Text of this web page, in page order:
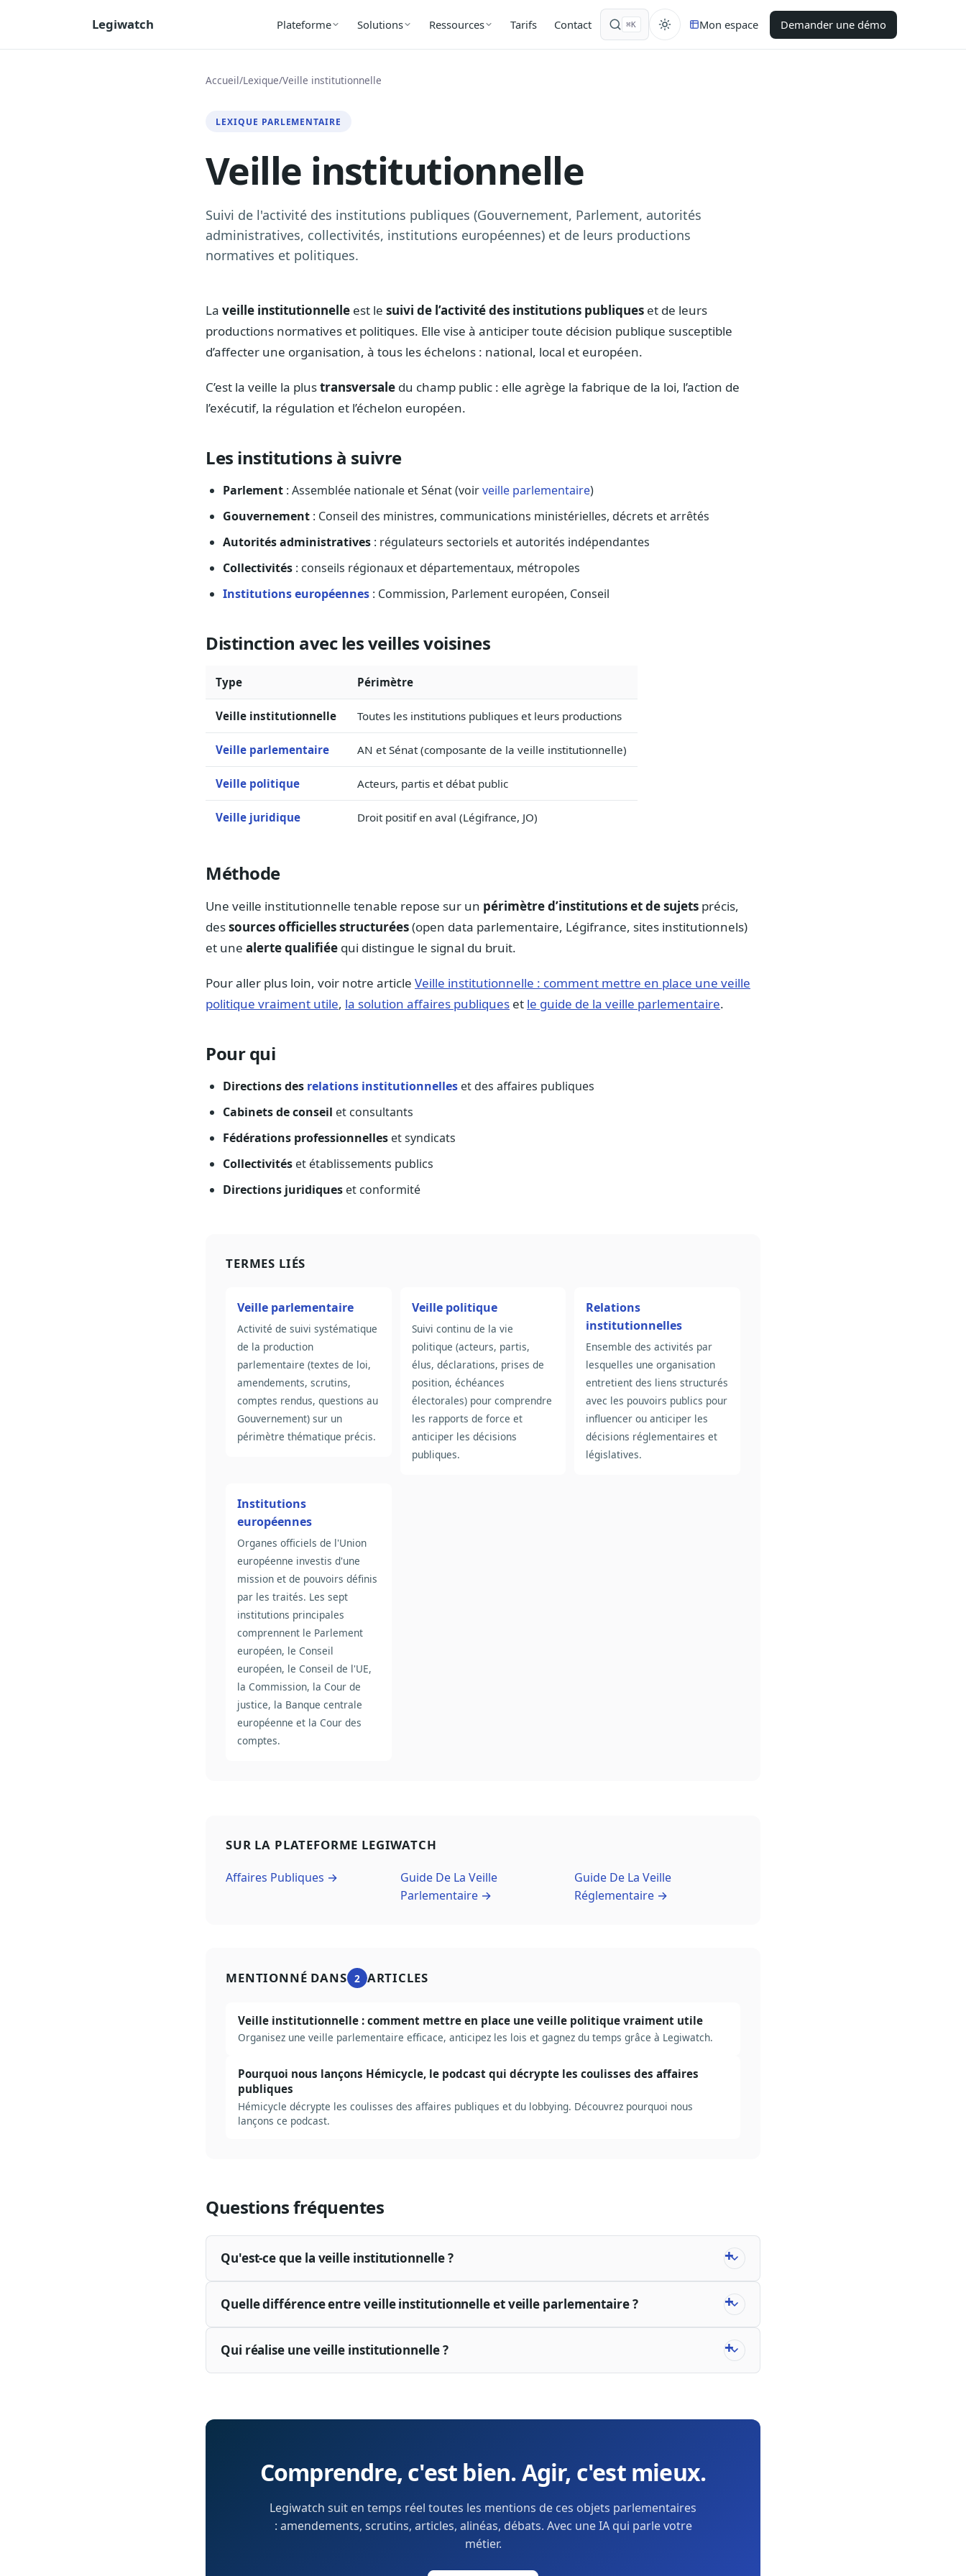
Legiwatch Plateforme Solutions Ressources Tarifs Contact ⌘K Mon espace Demander une démo
Accueil/Lexique/Veille institutionnelle
LEXIQUE PARLEMENTAIRE
Veille institutionnelle
Suivi de l'activité des institutions publiques (Gouvernement, Parlement, autorités
administratives, collectivités, institutions européennes) et de leurs productions
normatives et politiques.
La veille institutionnelle est le suivi de l’activité des institutions publiques et de leurs
productions normatives et politiques. Elle vise à anticiper toute décision publique susceptible
d’affecter une organisation, à tous les échelons : national, local et européen.
C’est la veille la plustransversale du champ public : elle agrège la fabrique de la loi, l’action de
l’exécutif, la régulation et l’échelon européen.
Les institutions à suivre
Parlement : Assemblée nationale et Sénat (voirveille parlementaire)
Gouvernement : Conseil des ministres, communications ministérielles, décrets et arrêtés
Autorités administratives : régulateurs sectoriels et autorités indépendantes
Collectivités : conseils régionaux et départementaux, métropoles
Institutions européennes : Commission, Parlement européen, Conseil
Distinction avec les veilles voisines
Type Périmètre
Veille institutionnelle Toutes les institutions publiques et leurs productions
Veille parlementaire AN et Sénat (composante de la veille institutionnelle)
Veille politique Acteurs, partis et débat public
Veille juridique Droit positif en aval (Légifrance, JO)
Méthode
Une veille institutionnelle tenable repose sur un périmètre d’institutions et de sujets précis,
dessources officielles structurées(open data parlementaire, Légifrance, sites institutionnels)
et une alerte qualifiée qui distingue le signal du bruit.
Pour aller plus loin, voir notre article Veille institutionnelle : comment mettre en place une veille
politique vraiment utile, la solution affaires publiques et le guide de la veille parlementaire.
Pour qui
Directions des relations institutionnelles et des affaires publiques
Cabinets de conseil et consultants
Fédérations professionnelles et syndicats
Collectivités et établissements publics
Directions juridiques et conformité
TERMES LIÉS
Veille parlementaire
Activité de suivi systématique
de la production
parlementaire (textes de loi,
amendements, scrutins,
comptes rendus, questions au
Gouvernement) sur un
périmètre thématique précis.
Veille politique
Suivi continu de la vie
politique (acteurs, partis,
élus, déclarations, prises de
position, échéances
électorales) pour comprendre
les rapports de force et
anticiper les décisions
publiques.
Relations
institutionnelles
Ensemble des activités par
lesquelles une organisation
entretient des liens structurés
avec les pouvoirs publics pour
influencer ou anticiper les
décisions réglementaires et
législatives.
Institutions
européennes
Organes officiels de l'Union
européenne investis d'une
mission et de pouvoirs définis
par les traités. Les sept
institutions principales
comprennent le Parlement
européen, le Conseil
européen, le Conseil de l'UE,
la Commission, la Cour de
justice, la Banque centrale
européenne et la Cour des
comptes.
SUR LA PLATEFORME LEGIWATCH
Affaires Publiques →
Guide De La Veille
Parlementaire →
Guide De La Veille
Réglementaire →
MENTIONNÉ DANS 2 ARTICLES
Veille institutionnelle : comment mettre en place une veille politique vraiment utile
Organisez une veille parlementaire efficace, anticipez les lois et gagnez du temps grâce à Legiwatch.
Pourquoi nous lançons Hémicycle, le podcast qui décrypte les coulisses des affaires
publiques
Hémicycle décrypte les coulisses des affaires publiques et du lobbying. Découvrez pourquoi nous
lançons ce podcast.
Questions fréquentes
Qu'est-ce que la veille institutionnelle ?
Quelle différence entre veille institutionnelle et veille parlementaire ?
Qui réalise une veille institutionnelle ?
Comprendre, c'est bien. Agir, c'est mieux.
Legiwatch suit en temps réel toutes les mentions de ces objets parlementaires
: amendements, scrutins, articles, alinéas, débats. Avec une IA qui parle votre
métier.